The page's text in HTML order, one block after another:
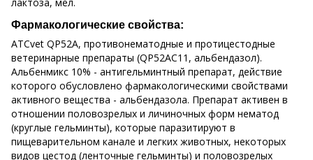
Фармакологические свойства:
АТСvet QР52А, противонематодные и протицестодные
ветеринарные препараты (QР52АС11, альбендазол).
Альбенмикс 10% - антигельминтный препарат, действие
которого обусловлено фармакологическими свойствами
активного вещества - альбендазола. Препарат активен в
отношении половозрелых и личиночных форм нематод
(круглые гельминты), которые паразитируют в
пищеварительном канале и легких животных, некоторых
видов цестод (ленточные гельминты) и половозрелых